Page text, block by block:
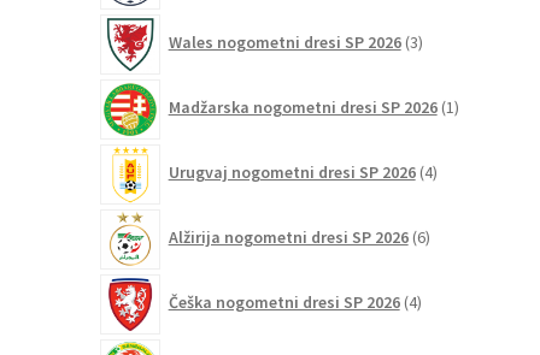
Wales nogometni dresi SP 2026 3izdelki
Madžarska nogometni dresi SP 2026 1izdelek
Urugvaj nogometni dresi SP 2026 4izdelki
Alžirija nogometni dresi SP 2026 6izdelkov
Češka nogometni dresi SP 2026 4izdelki